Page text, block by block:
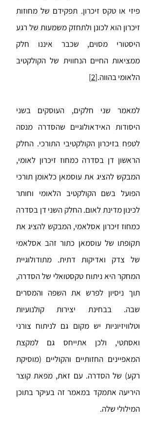
פיזי או טקס זיכרון. תפקידם של מחוזות
זיכרון הוא לכונן ולתחזק משמעות של רגע
היסטורי מסוים, שכבר איננו חלק
ממציאות החיים הנחווית של הקולקטיב
הלאומי בהווה.[2]
למאמר שני חלקים, העוסקים בשני
היסודות האידאולוגיים שהסדרה מנסה
לטפח בזיכרון הקולקטיבי התורכי. החלק
הראשון דן בסדרה כמחוז זיכרון לאומי,
המבקש להציג את עוסמאן כלאומן תורכי
הפועל בשם הקולקטיב הלאומי וחותר
לכינון מדינת לאום. החלק השני דן בסדרה
כמחוז זיכרון אסלאמי, המבקש להציג את
תקופתו של עוסמאן כתור זהב אסלאמי
של צדק ואדיקות דתית. מתודולוגיית
המחקר היא ניתוח טקסטואלי של הסדרה,
תוך ניסיון לפרש את השפה והמסרים
שבה. בבחינת יצירות קולנועיות
וטלוויזיוניות יש מקום גם לניתוח צורני
ואסתטי, ולכן אתייחס גם למקצת
המאפיינים החזותיים והקוליים (מוסיקת
רקע) של הסדרה. עם זאת, מפאת קוצר
היריעה אתמקד במאמר זה בעיקר בתוכן
המילולי שלה.